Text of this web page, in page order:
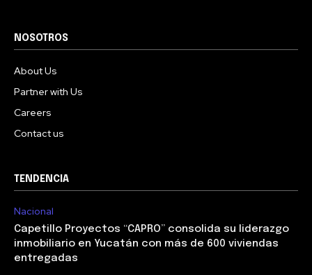
NOSOTROS
About Us
Partner with Us
Careers
Contact us
TENDENCIA
Nacional
Capetillo Proyectos “CAPRO” consolida su liderazgo
inmobiliario en Yucatán con más de 600 viviendas
entregadas